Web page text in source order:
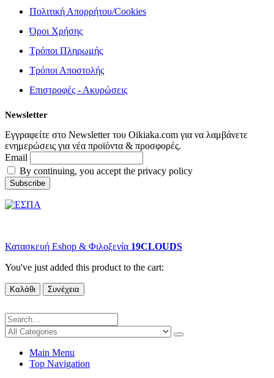
Πολιτική Απορρήτου/Cookies
Όροι Χρήσης
Τρόποι Πληρωμής
Τρόποι Αποστολής
Επιστροφές - Ακυρώσεις
Newsletter
Εγγραφείτε στο Newsletter του Oikiaka.com για να λαμβάνετε
ενημερώσεις για νέα προϊόντα & προσφορές.
Email
By continuing, you accept the privacy policy
Κατασκευή Eshop & Φιλοξενία 19CLOUDS
You've just added this product to the cart:
Καλάθι Συνέχεια
Main Menu
Top Navigation